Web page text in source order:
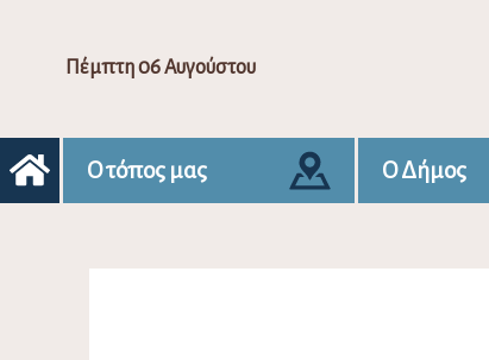
Πέμπτη 06 Αυγούστου
Ο τόπος μας Ο Δήμος